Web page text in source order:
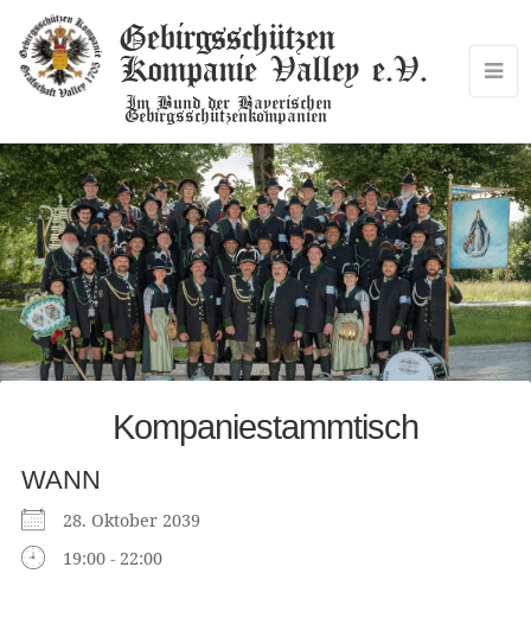
Gebirgsschützen
Kompanie Valley e.V.
Im Bund der Bayerischen
Gebirgsschützenkompanien
Kompaniestammtisch
WANN
28. Oktober 2039
19:00 - 22:00